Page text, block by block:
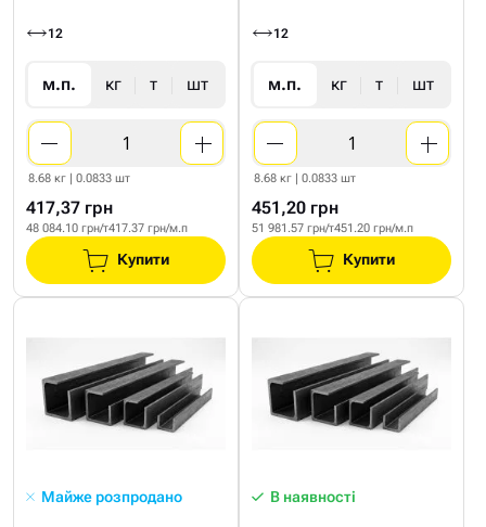
12
м.п. кг т шт
8.68 кг | 0.0833 шт
417,37 грн
48 084.10 грн/т417.37 грн/м.п
Купити
12
м.п. кг т шт
8.68 кг | 0.0833 шт
451,20 грн
51 981.57 грн/т451.20 грн/м.п
Купити
Майже розпродано В наявності